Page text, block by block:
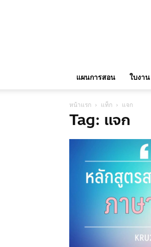
แผนการสอน ใบงาน
หน้าแรก แท็ก แจก
Tag: แจก